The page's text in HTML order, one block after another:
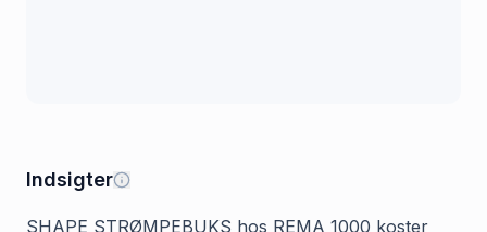
Indsigter
SHAPE STRØMPEBUKS hos REMA 1000 koster